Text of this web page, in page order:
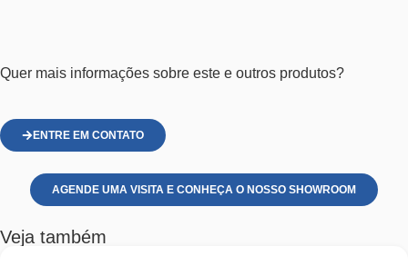
Quer mais informações sobre este e outros produtos?
ENTRE EM CONTATO
AGENDE UMA VISITA E CONHEÇA O NOSSO SHOWROOM
Veja também